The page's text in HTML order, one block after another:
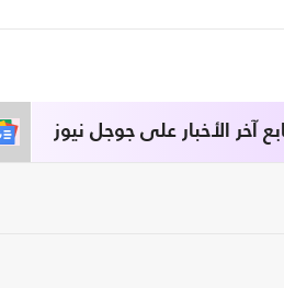
آخر الأخبار على جوجل نيوز